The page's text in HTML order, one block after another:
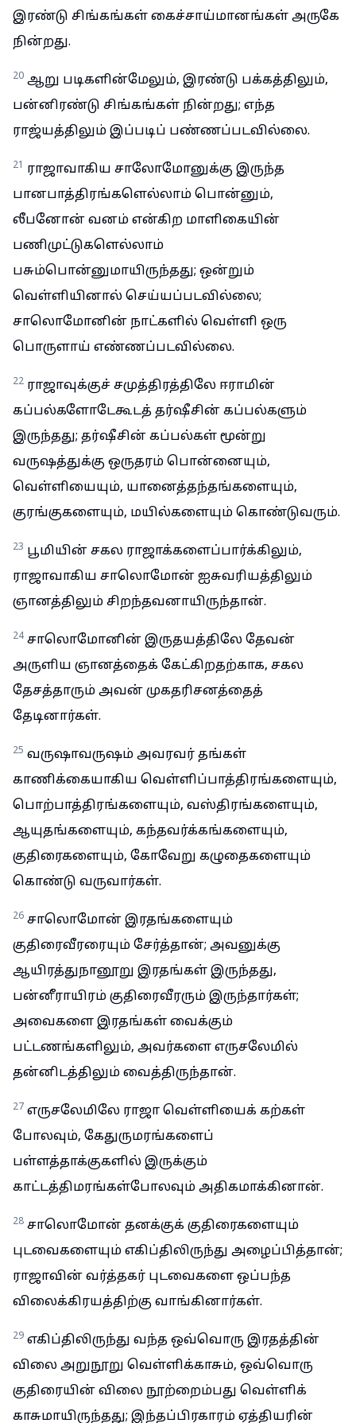
இரண்டு சிங்கங்கள் கைச்சாய்மானங்கள் அருகே
நின்றது.
20 ஆறு படிகளின்மேலும், இரண்டு பக்கத்திலும்,
பன்னிரண்டு சிங்கங்கள் நின்றது; எந்த
ராஜ்யத்திலும் இப்படிப் பண்ணப்படவில்லை.
21 ராஜாவாகிய சாலோமோனுக்கு இருந்த
பானபாத்திரங்களெல்லாம் பொன்னும்,
லீபனோன் வனம் என்கிற மாளிகையின்
பணிமுட்டுகளெல்லாம்
பசும்பொன்னுமாயிருந்தது; ஒன்றும்
வெள்ளியினால் செய்யப்படவில்லை;
சாலொமோனின் நாட்களில் வெள்ளி ஒரு
பொருளாய் எண்ணப்படவில்லை.
22 ராஜாவுக்குச் சமுத்திரத்திலே ஈராமின்
கப்பல்களோடேகூடத் தர்ஷீசின் கப்பல்களும்
இருந்தது; தர்ஷீசின் கப்பல்கள் மூன்று
வருஷத்துக்கு ஒருதரம் பொன்னையும்,
வெள்ளியையும், யானைத்தந்தங்களையும்,
குரங்குகளையும், மயில்களையும் கொண்டுவரும்.
23 பூமியின் சகல ராஜாக்களைப்பார்க்கிலும்,
ராஜாவாகிய சாலொமோன் ஐசுவரியத்திலும்
ஞானத்திலும் சிறந்தவனாயிருந்தான்.
24 சாலொமோனின் இருதயத்திலே தேவன்
அருளிய ஞானத்தைக் கேட்கிறதற்காக, சகல
தேசத்தாரும் அவன் முகதரிசனத்தைத்
தேடினார்கள்.
25 வருஷாவருஷம் அவரவர் தங்கள்
காணிக்கையாகிய வெள்ளிப்பாத்திரங்களையும்,
பொற்பாத்திரங்களையும், வஸ்திரங்களையும்,
ஆயுதங்களையும், கந்தவர்க்கங்களையும்,
குதிரைகளையும், கோவேறு கழுதைகளையும்
கொண்டு வருவார்கள்.
26 சாலொமோன் இரதங்களையும்
குதிரைவீரரையும் சேர்த்தான்; அவனுக்கு
ஆயிரத்துநானூறு இரதங்கள் இருந்தது,
பன்னீராயிரம் குதிரைவீரரும் இருந்தார்கள்;
அவைகளை இரதங்கள் வைக்கும்
பட்டணங்களிலும், அவர்களை எருசலேமில்
தன்னிடத்திலும் வைத்திருந்தான்.
27 எருசலேமிலே ராஜா வெள்ளியைக் கற்கள்
போலவும், கேதுருமரங்களைப்
பள்ளத்தாக்குகளில் இருக்கும்
காட்டத்திமரங்கள்போலவும் அதிகமாக்கினான்.
28 சாலொமோன் தனக்குக் குதிரைகளையும்
புடவைகளையும் எகிப்திலிருந்து அழைப்பித்தான்;
ராஜாவின் வர்த்தகர் புடவைகளை ஒப்பந்த
விலைக்கிரயத்திற்கு வாங்கினார்கள்.
29 எகிப்திலிருந்து வந்த ஒவ்வொரு இரதத்தின்
விலை அறுநூறு வெள்ளிக்காசும், ஒவ்வொரு
குதிரையின் விலை நூற்றைம்பது வெள்ளிக்
காசுமாயிருந்தது; இந்தப்பிரகாரம் ஏத்தியரின்